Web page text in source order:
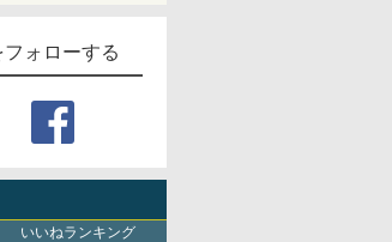
ォローする
いいねランキング